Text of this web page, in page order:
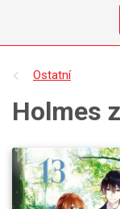
Ostatní
Holmes